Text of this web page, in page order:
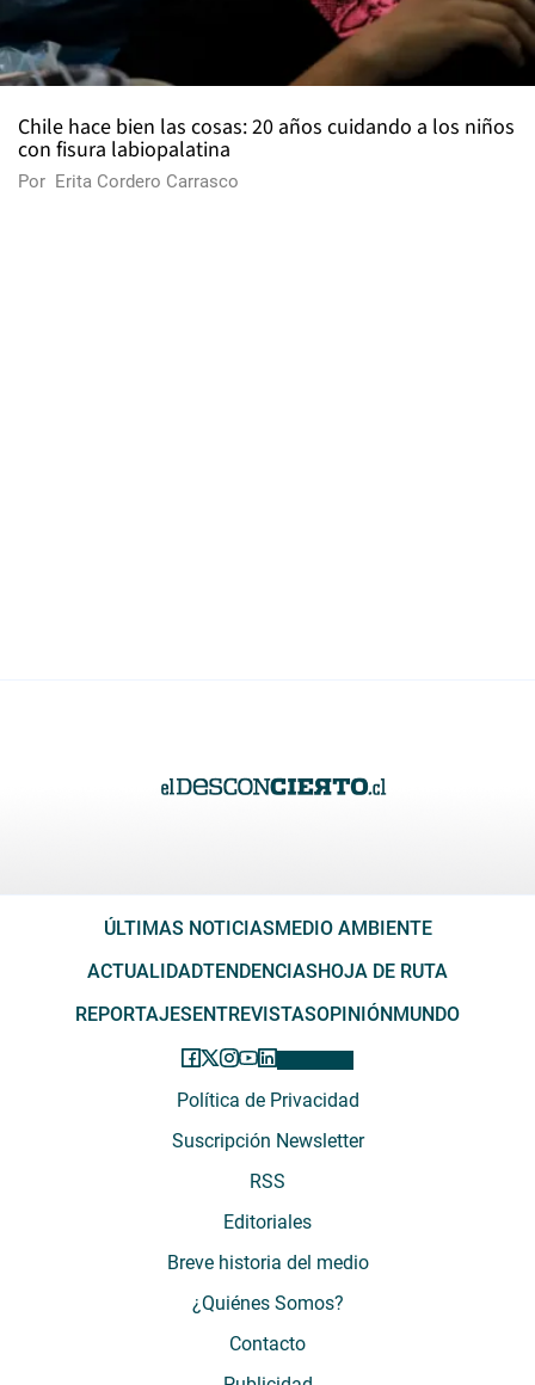
Chile hace bien las cosas: 20 años cuidando a los niños
con fisura labiopalatina
Por Erita Cordero Carrasco
ÚLTIMAS NOTICIAS MEDIO AMBIENTE
ACTUALIDADTENDENCIAS HOJA DE RUTA
REPORTAJES ENTREVISTASOPINIÓN MUNDO
Política de Privacidad
Suscripción Newsletter
RSS
Editoriales
Breve historia del medio
¿Quiénes Somos?
Contacto